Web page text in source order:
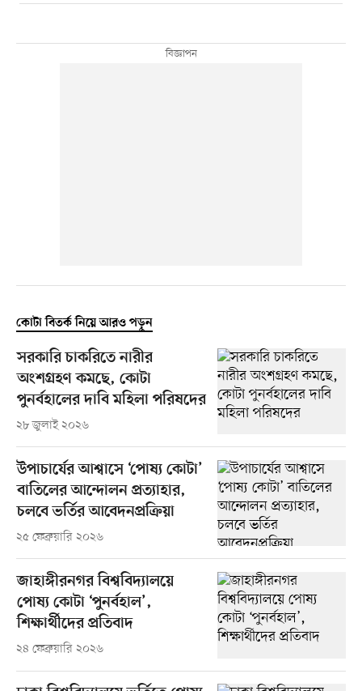
কোটা বিতর্ক নিয়ে আরও পড়ুন
সরকারি চাকরিতে নারীর
অংশগ্রহণ কমছে, কোটা
পুনর্বহালের দাবি মহিলা পরিষদের
২৮ জুলাই ২০২৬
উপাচার্যের আশ্বাসে ‘পোষ্য কোটা’
বাতিলের আন্দোলন প্রত্যাহার,
চলবে ভর্তির আবেদনপ্রক্রিয়া
২৫ ফেব্রুয়ারি ২০২৬
জাহাঙ্গীরনগর বিশ্ববিদ্যালয়ে
পোষ্য কোটা ‘পুনর্বহাল’,
শিক্ষার্থীদের প্রতিবাদ
২৪ ফেব্রুয়ারি ২০২৬